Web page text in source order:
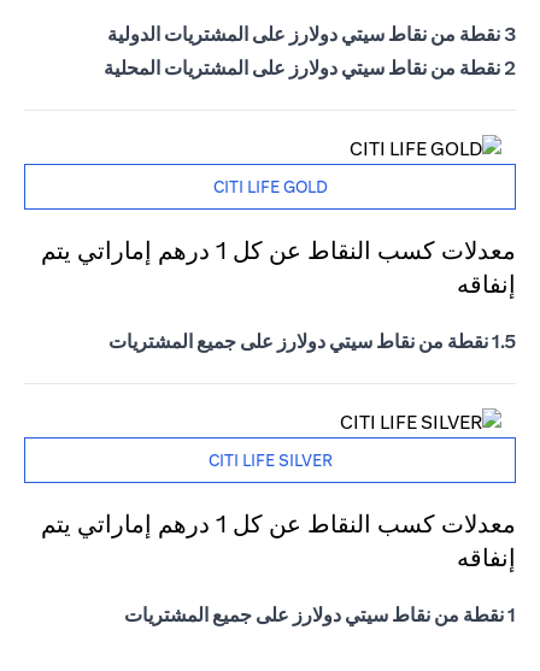
3 نقطة من نقاط سيتي دولارز على المشتريات الدولية
2 نقطة من نقاط سيتي دولارز على المشتريات المحلية
CITI LIFE GOLD
معدلات كسب النقاط عن كل 1 درهم إماراتي يتم
إنفاقه
1.5 نقطة من نقاط سيتي دولارز على جميع المشتريات
CITI LIFE SILVER
معدلات كسب النقاط عن كل 1 درهم إماراتي يتم
إنفاقه
1 نقطة من نقاط سيتي دولارز على جميع المشتريات